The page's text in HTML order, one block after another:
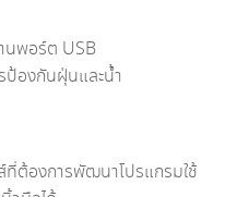
นพอร์ต USB
ป้องกันฝุ่นและน้ำ
ที่ต้องการพัฒนาโปรแกรมใช้